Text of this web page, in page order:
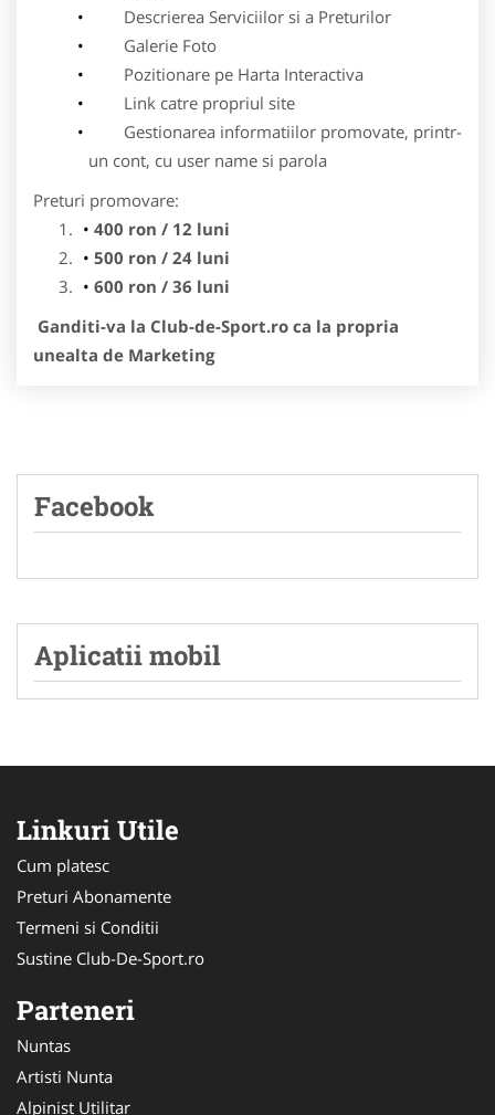
Descrierea Serviciilor si a Preturilor
Galerie Foto
Pozitionare pe Harta Interactiva
Link catre propriul site
Gestionarea informatiilor promovate, printr-
un cont, cu user name si parola
Preturi promovare:
400 ron / 12 luni
500 ron / 24 luni
600 ron / 36 luni
Ganditi-va la Club-de-Sport.ro ca la propria
unealta de Marketing
Facebook
Aplicatii mobil
Linkuri Utile
Cum platesc
Preturi Abonamente
Termeni si Conditii
Sustine Club-De-Sport.ro
Parteneri
Nuntas
Artisti Nunta
Alpinist Utilitar